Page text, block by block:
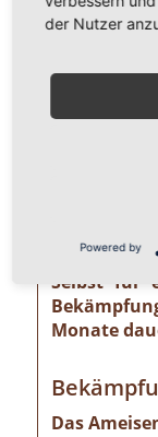
Indien
weltweit
Ameise
Selbst für
Monate
Das
der Nutzer
Powered by